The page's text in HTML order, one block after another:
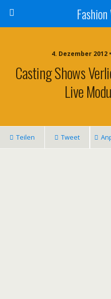
4. Dezember 2012
Casting Shows
Live
Teilen Tweet